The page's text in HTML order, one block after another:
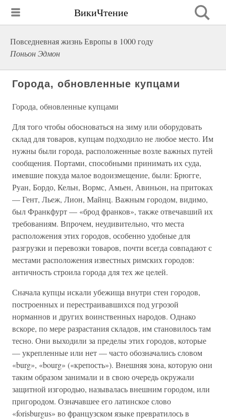
ВикиЧтение
Повседневная жизнь Европы в 1000 году
Поньон Эдмон
Города, обновленные купцами
Города, обновленные купцами
Для того чтобы обосноваться на зиму или оборудовать
склад для товаров, купцам подходило не любое место. Им
нужны были города, расположенные возле важных путей
сообщения. Портами, способными принимать их суда,
имевшие покуда малое водоизмещение, были: Брюгге,
Руан, Бордо, Кельн, Вормс, Амьен, Авиньон, на притоках
— Гент, Льеж, Лион, Майнц. Важным городом, видимо,
был Франкфурт — «брод франков», также отвечавший их
требованиям. Впрочем, неудивительно, что места
расположения этих городов, особенно удобные для
разгрузки и перевозки товаров, почти всегда совпадают с
местами расположения известных римских городов:
античность строила города для тех же целей.
Сначала купцы искали убежища внутри стен городов,
построенных и перестраивавшихся под угрозой
норманнов и других воинственных народов. Однако
вскоре, по мере разрастания складов, им становилось там
тесно. Они выходили за пределы этих городов, которые
— укрепленные или нет — часто обозначались словом
«burg», «bourg» («крепость»). Внешняя зона, которую они
таким образом занимали и в свою очередь окружали
защитной изгородью, называлась внешним городом, или
пригородом. Означавшее его латинское слово
«forisburgus» во французском языке превратилось в